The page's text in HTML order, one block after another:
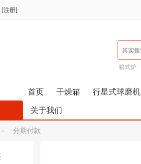
[注册]
箱式炉
首页 干燥箱 行星式球磨机
关于我们
分期付款